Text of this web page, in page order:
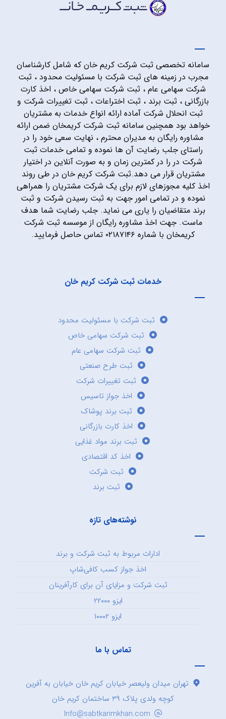
سامانه تخصصی ثبت شرکت کریم خان که شامل کارشناسان
مجرب در زمینه های ثبت شرکت با مسئولیت محدود ، ثبت
شرکت سهامی عام ، ثبت شرکت سهامی خاص ، اخذ کارت
بازرگانی ، ثبت برند ، ثبت اختراعات ، ثبت تغییرات شرکت و
ثبت انحلال شرکت آماده ارائه انواع خدمات به مشتریان
خواهد بود همچنین سامانه ثبت شرکت کریمخان ضمن ارائه
مشاوره رایگان به مدیران محترم ، نهایت سعی خود را در
راستای جلب رضایت آن ها نموده و تمامی خدمات ثبت
شرکت در را در کمترین زمان و به صورت آنلاین در اختیار
مشتریان قرار می دهد.ثبت شرکت کریم خان در طی روند
اخذ کلیه مجوزهای لازم برای یک شرکت مشتریان را همراهی
نموده و در تمامی امور جهت به ثبت رسیدن شرکت و ثبت
برند متقاضیان را یاری می نماید. جلب رضایت شما هدف
ماست. جهت اخذ مشاوره رایگان از موسسه ثبت شرکت
کریمخان با شماره ۰۲۱۸۷۱۴۶ تماس حاصل فرمایید.
خدمات ثبت شرکت کریم خان
ثبت شرکت با مسئولیت محدود
ثبت شرکت سهامی خاص
ثبت شرکت سهامی عام
ثبت طرح صنعتی
ثبت تغییرات شرکت
اخذ جواز تاسیس
ثبت برند پوشاک
اخذ کارت بازرگانی
ثبت برند مواد غذایی
اخذ کد اقتصادی
ثبت شرکت
ثبت برند
نوشته‌های تازه
ادارات مربوط به ثبت شرکت و برند
اخذ جواز کسب کافی‌شاپ
ثبت شرکت و مزایای آن برای کارآفرینان
ایزو ۲۲۰۰۰
ایزو ۱۰۰۰۲
تماس با ما
تهران میدان ولیعصر خیابان کریم خان خیابان به آفرین
کوچه ولدی پلاک ۳۹ ساختمان کریم خان
Info@sabtkarimkhan.com